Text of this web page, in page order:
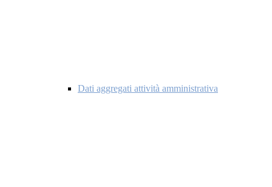
Dati aggregati attività amministrativa